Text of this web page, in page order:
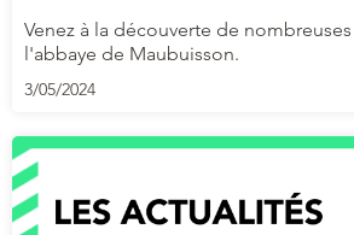
Venez à la découverte de
l'abbaye de Maubuisson.
3/05/2024